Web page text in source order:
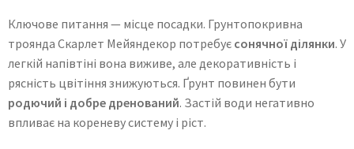
Ключове питання — місце посадки. Грунтопокривна
троянда Скарлет Мейяндекор потребує сонячної ділянки. У
легкій напівтіні вона виживе, але декоративність і
рясність цвітіння знижуються. Ґрунт повинен бути
родючий і добре дренований. Застій води негативно
впливає на кореневу систему і ріст.